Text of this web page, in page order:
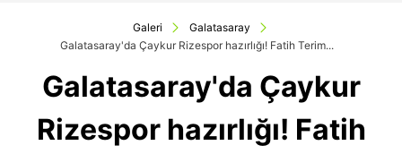
Galeri
Galatasaray
Galatasaray'da Çaykur Rizespor hazırlığı! Fatih Terim...
Galatasaray'da Çaykur
Rizespor hazırlığı! Fatih